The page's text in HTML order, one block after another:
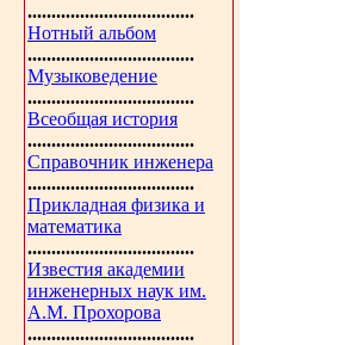
...................................
Нотный альбом
...................................
Музыковедение
...................................
Всеобщая история
...................................
Справочник инженера
...................................
Прикладная физика и
математика
...................................
Известия академии
инженерных наук им.
А.М. Прохорова
...................................